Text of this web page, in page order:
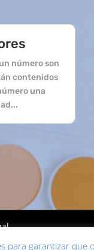
número son
contenidos
una
para garantizar